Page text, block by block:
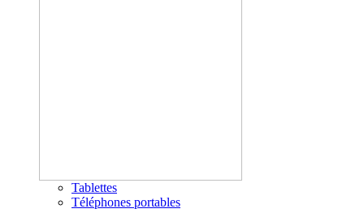
Tablettes
Téléphones portables